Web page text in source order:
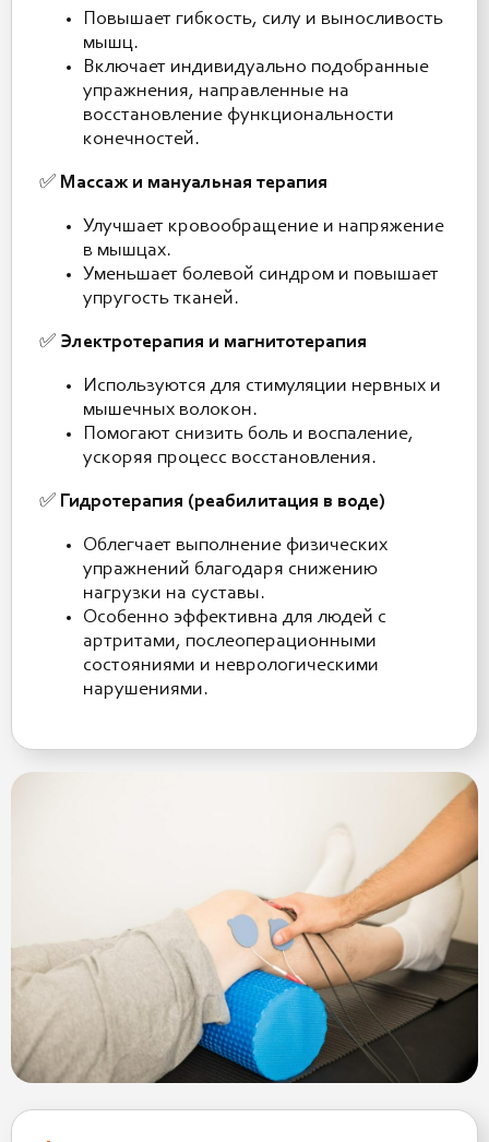
Повышает гибкость, силу и выносливость
мышц.
Включает индивидуально подобранные
упражнения, направленные на
восстановление функциональности
конечностей.
✅ Массаж и мануальная терапия
Улучшает кровообращение и напряжение
в мышцах.
Уменьшает болевой синдром и повышает
упругость тканей.
✅ Электротерапия и магнитотерапия
Используются для стимуляции нервных и
мышечных волокон.
Помогают снизить боль и воспаление,
ускоряя процесс восстановления.
✅ Гидротерапия (реабилитация в воде)
Облегчает выполнение физических
упражнений благодаря снижению
нагрузки на суставы.
Особенно эффективна для людей с
артритами, послеоперационными
состояниями и неврологическими
нарушениями.